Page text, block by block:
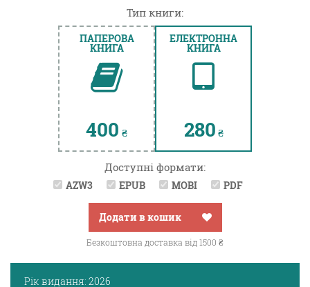
Тип книги:
ПАПЕРОВА
КНИГА
400 ₴
ЕЛЕКТРОННА
КНИГА
280 ₴
Доступні формати:
AZW3 EPUB MOBI PDF
Додати в кошик
Безкоштовна доставка від 1500 ₴
Рік видання: 2026